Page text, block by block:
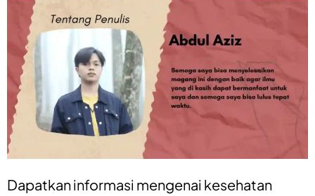
Dapatkan informasi mengenai kesehatan